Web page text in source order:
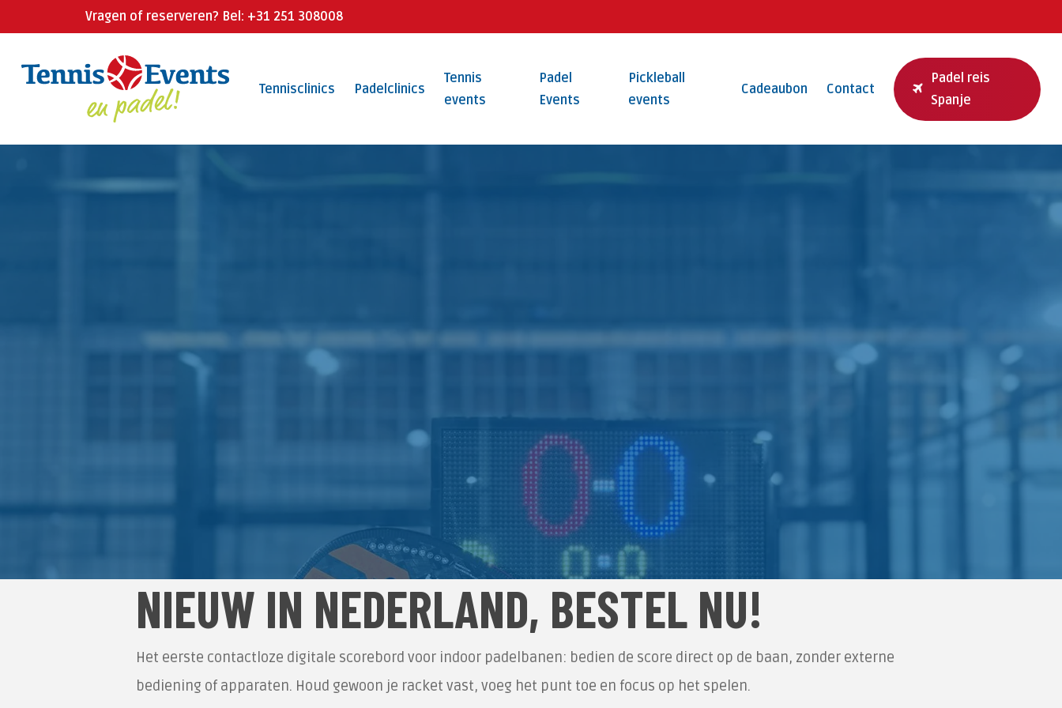
main
Vragen of reserveren? Bel: +31 251 308008
Tennisclinics Padelclinics
Tennis
events
Padel
Events
Pickleball
events
Cadeaubon Contact
Padel reis
Spanje
NIEUW IN NEDERLAND, BESTEL NU!
Het eerste contactloze digitale scorebord voor indoor padelbanen: bedien de score direct op de baan, zonder externe
bediening of apparaten. Houd gewoon je racket vast, voeg het punt toe en focus op het spelen.